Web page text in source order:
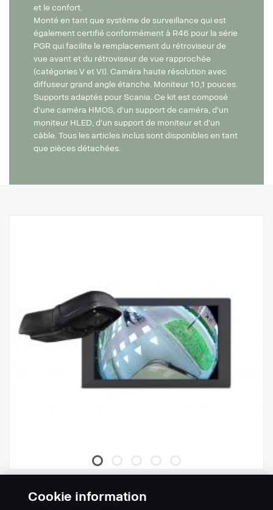
et le confort.
Monté en tant que système de surveillance qui est
également certifié conformément à R46 pour la série
PGR qui facilite le remplacement du rétroviseur de
vue avant et du rétroviseur de vue rapprochée
(catégories V et VI). Caméra haute résolution avec
diffuseur grand angle étanche. Moniteur 10,1 pouces.
Supports adaptés pour Scania. Ce kit est composé
d'une caméra HMOS, d'un support de caméra, d'un
moniteur HLED, d'un support de moniteur et d'un
câble. Tous les articles inclus sont disponibles en tant
que pièces détachées.
Kit de caméra
Cookie information